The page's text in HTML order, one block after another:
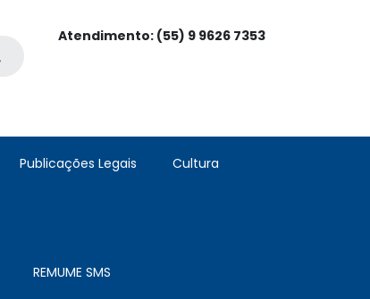
Atendimento: (55) 9 9626 7353
Publicações Legais Cultura
REMUME SMS